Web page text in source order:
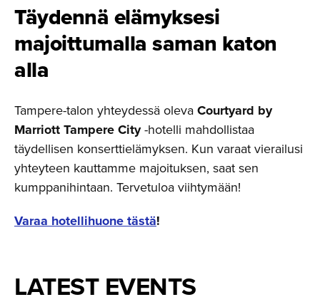
Täydennä elämyksesi
majoittu­malla saman katon
alla
Tampere-talon yhteydessä olevaCourtyard by
Marriott Tampere City-hotelli mahdollistaa
täydellisen konserttielämyksen. Kun varaat vierailusi
yhteyteen kauttamme majoituksen, saat sen
kumppanihintaan. Tervetuloa viihtymään!
Varaa hotellihuone tästä!
LATEST EVENTS